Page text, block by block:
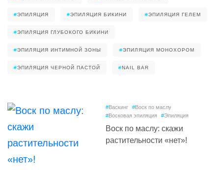
#ЭПИЛЯЦИЯ #ЭПИЛЯЦИЯ БИКИНИ #ЭПИЛЯЦИЯ ГЕЛЕМ
#ЭПИЛЯЦИЯ ГЛУБОКОГО БИКИНИ
#ЭПИЛЯЦИЯ ИНТИМНОЙ ЗОНЫ #ЭПИЛЯЦИЯ МОНОХОРОМ
#ЭПИЛЯЦИЯ ЧЕРНОЙ ПАСТОЙ #NAIL BAR
#Васкинг #Воск по маслу
#Восковая эпиляция #Эпиляция
Воск по маслу: скажи
растительности «нет»!